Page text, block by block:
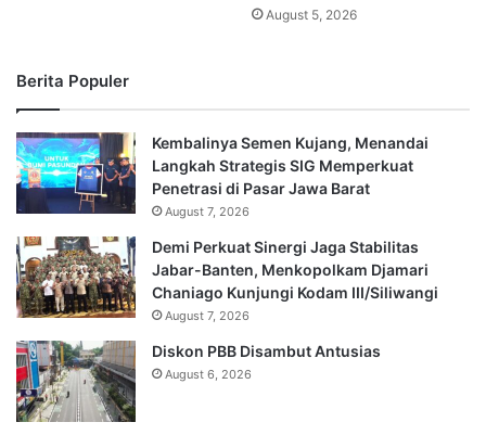
August 5, 2026
Berita Populer
Kembalinya Semen Kujang, Menandai
Langkah Strategis SIG Memperkuat
Penetrasi di Pasar Jawa Barat
August 7, 2026
Demi Perkuat Sinergi Jaga Stabilitas
Jabar-Banten, Menkopolkam Djamari
Chaniago Kunjungi Kodam III/Siliwangi
August 7, 2026
Diskon PBB Disambut Antusias
August 6, 2026